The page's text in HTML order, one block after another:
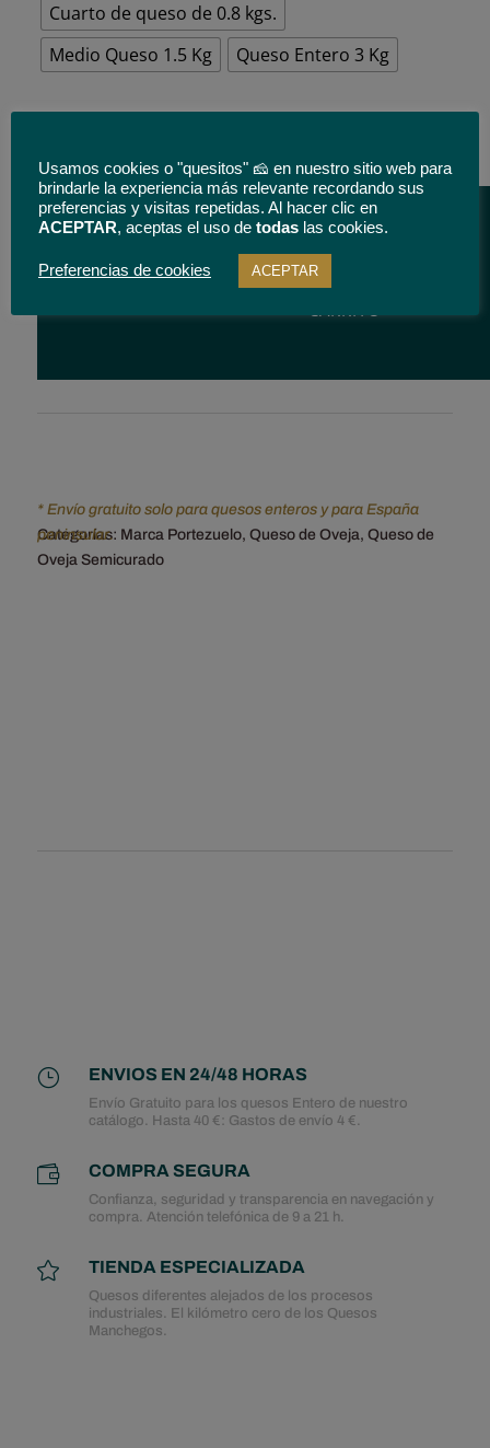
Cuarto de queso de 0.8 kgs.
Medio Queso 1.5 Kg
Queso Entero 3 Kg
de
Oveja
Semicurado.
Portezuelo.
cantidad
AÑADIR
CARRITO
Categorías: Marca Portezuelo, Queso de Oveja, Queso de
Oveja Semicurado
* Envío gratuito solo para quesos enteros y para España
peninsular.
} ENVIOS EN 24/48 HORAS
Envío Gratuito para los quesos Entero de nuestro
catálogo. Hasta 40 €: Gastos de envío 4 €.
 COMPRA SEGURA
Confianza, seguridad y transparencia en navegación y
compra. Atención telefónica de 9 a 21 h.
 TIENDA ESPECIALIZADA
Quesos diferentes alejados de los procesos
industriales. El kilómetro cero de los Quesos
Manchegos.
Usamos cookies o "quesitos" 🧀 en nuestro sitio web para
brindarle la experiencia más relevante recordando sus
preferencias y visitas repetidas. Al hacer clic en
ACEPTAR, aceptas el uso de todas las cookies.
Preferencias de cookies ACEPTAR